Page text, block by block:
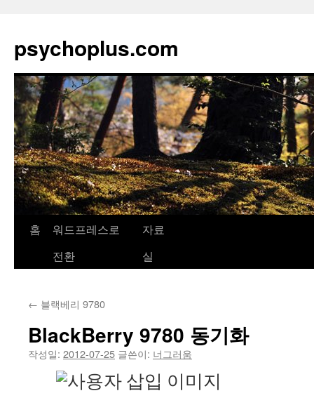
psychoplus.com
컨
로
너
홈
워드프레스로
전환
자료
실
← 블랙베리 9780
BlackBerry 9780 동기화
작성일: 2012-07-25 글쓴이: 너그러움